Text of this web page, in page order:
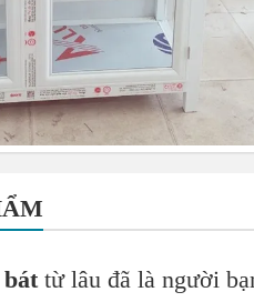
từ lâu đã là người